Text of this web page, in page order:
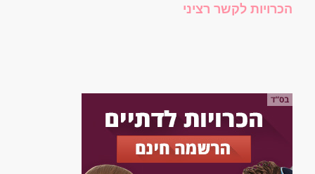
הכרויות לקשר רציני